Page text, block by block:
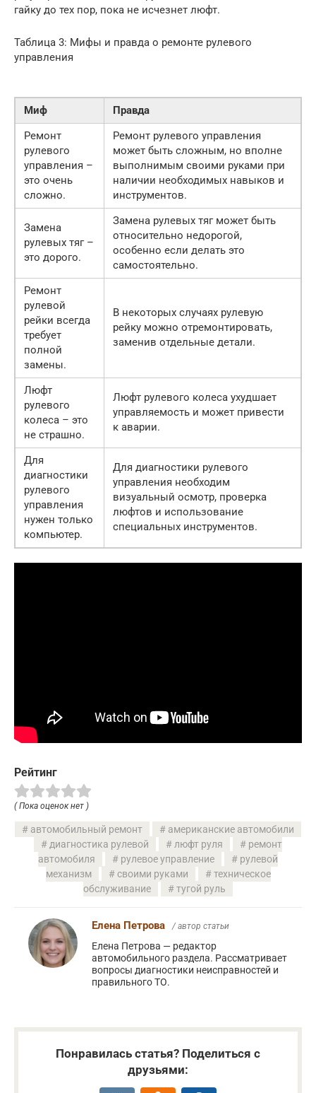
гайку до тех пор, пока не исчезнет люфт.
Таблица 3: Мифы и правда о ремонте рулевого
управления
Миф
Правда
Ремонт
рулевого
управления –
это очень
сложно.
Ремонт рулевого управления
может быть сложным, но вполне
выполнимым своими руками при
наличии необходимых навыков и
инструментов.
Замена
рулевых тяг –
это дорого.
Замена рулевых тяг может быть
относительно недорогой,
особенно если делать это
самостоятельно.
Ремонт
рулевой
рейки всегда
требует
полной
замены.
В некоторых случаях рулевую
рейку можно отремонтировать,
заменив отдельные детали.
Люфт
рулевого
колеса – это
не страшно.
Люфт рулевого колеса ухудшает
управляемость и может привести
к аварии.
Для
диагностики
рулевого
управления
нужен только
компьютер.
Для диагностики рулевого
управления необходим
визуальный осмотр, проверка
люфтов и использование
специальных инструментов.
Рейтинг
( Пока оценок нет )
автомобильный ремонт
американские автомобили
диагностика рулевой
люфт руля
ремонт
автомобиля
рулевое управление
рулевой
механизм
своими руками
техническое
обслуживание
тугой руль
Елена Петрова / автор статьи
Елена Петрова — редактор
автомобильного раздела. Рассматривает
вопросы диагностики неисправностей и
правильного ТО.
Понравилась статья? Поделиться с
друзьями: